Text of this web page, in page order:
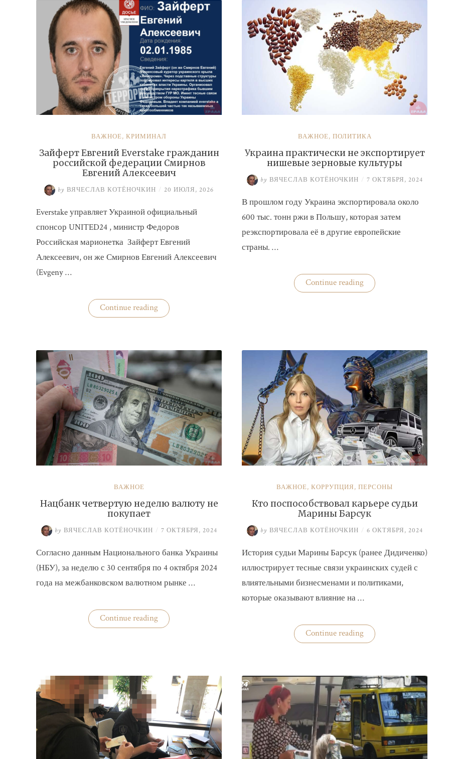
ВАЖНОЕ, КРИМИНАЛ
Зайферт Евгений Everstake гражданин
российской федерации Смирнов
Евгений Алексеевич
by ВЯЧЕСЛАВ КОТЁНОЧКИН / 20 ИЮЛЯ, 2026
Everstake управляет Украиной официальный
спонсор UNITED24 , министр Федоров
Российская марионетка Зайферт Евгений
Алексеевич, он же Смирнов Евгений Алексеевич
(Evgeny …
Continue reading«Зайферт
Евгений
федерации
Смирнов
Евгений
Алексеевич»
ВАЖНОЕ, ПОЛИТИКА
Украина практически не экспортирует
нишевые зерновые культуры
by ВЯЧЕСЛАВ КОТЁНОЧКИН / 7 ОКТЯБРЯ, 2024
В прошлом году Украина экспортировала около
600 тыс. тонн ржи в Польшу, которая затем
реэкспортировала её в другие европейские
страны. …
Continue reading«Украина
практически
ВАЖНОЕ
Нацбанк четвертую неделю валюту не
покупает
by ВЯЧЕСЛАВ КОТЁНОЧКИН / 7 ОКТЯБРЯ, 2024
Согласно данным Национального банка Украины
(НБУ), за неделю с 30 сентября по 4 октября 2024
года на межбанковском валютном рынке …
Continue reading«Нацбанк
четвертую
ВАЖНОЕ, КОРРУПЦИЯ, ПЕРСОНЫ
Кто поспособствовал карьере судьи
Марины Барсук
by ВЯЧЕСЛАВ КОТЁНОЧКИН / 6 ОКТЯБРЯ, 2024
История судьи Марины Барсук (ранее Дидиченко)
иллюстрирует тесные связи украинских судей с
влиятельными бизнесменами и политиками,
которые оказывают влияние на …
Continue reading«Кто
поспособствовал
Барсук»